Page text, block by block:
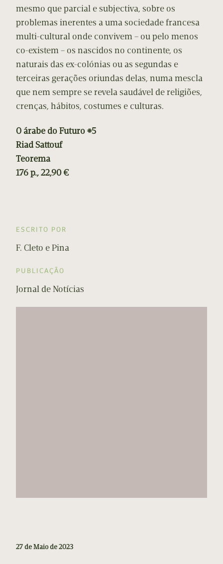
mesmo que parcial e subjectiva, sobre os
problemas inerentes a uma sociedade francesa
multi-cultural onde convivem – ou pelo menos
co-existem – os nascidos no continente, os
naturais das ex-colónias ou as segundas e
terceiras gerações oriundas delas, numa mescla
que nem sempre se revela saudável de religiões,
crenças, hábitos, costumes e culturas.
O árabe do Futuro #5
Riad Sattouf
Teorema
176 p., 22,90 €
ESCRITO POR
F. Cleto e Pina
PUBLICAÇÃO
Jornal de Notícias
27 de Maio de 2023